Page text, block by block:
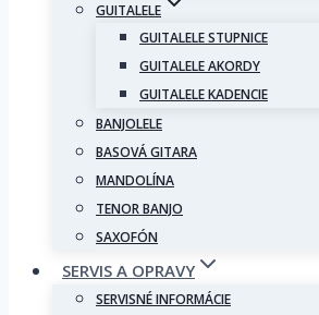
GUITALELE
GUITALELE STUPNICE
GUITALELE AKORDY
GUITALELE KADENCIE
BANJOLELE
BASOVÁ GITARA
MANDOLÍNA
TENOR BANJO
SAXOFÓN
SERVIS A OPRAVY
SERVISNÉ INFORMÁCIE